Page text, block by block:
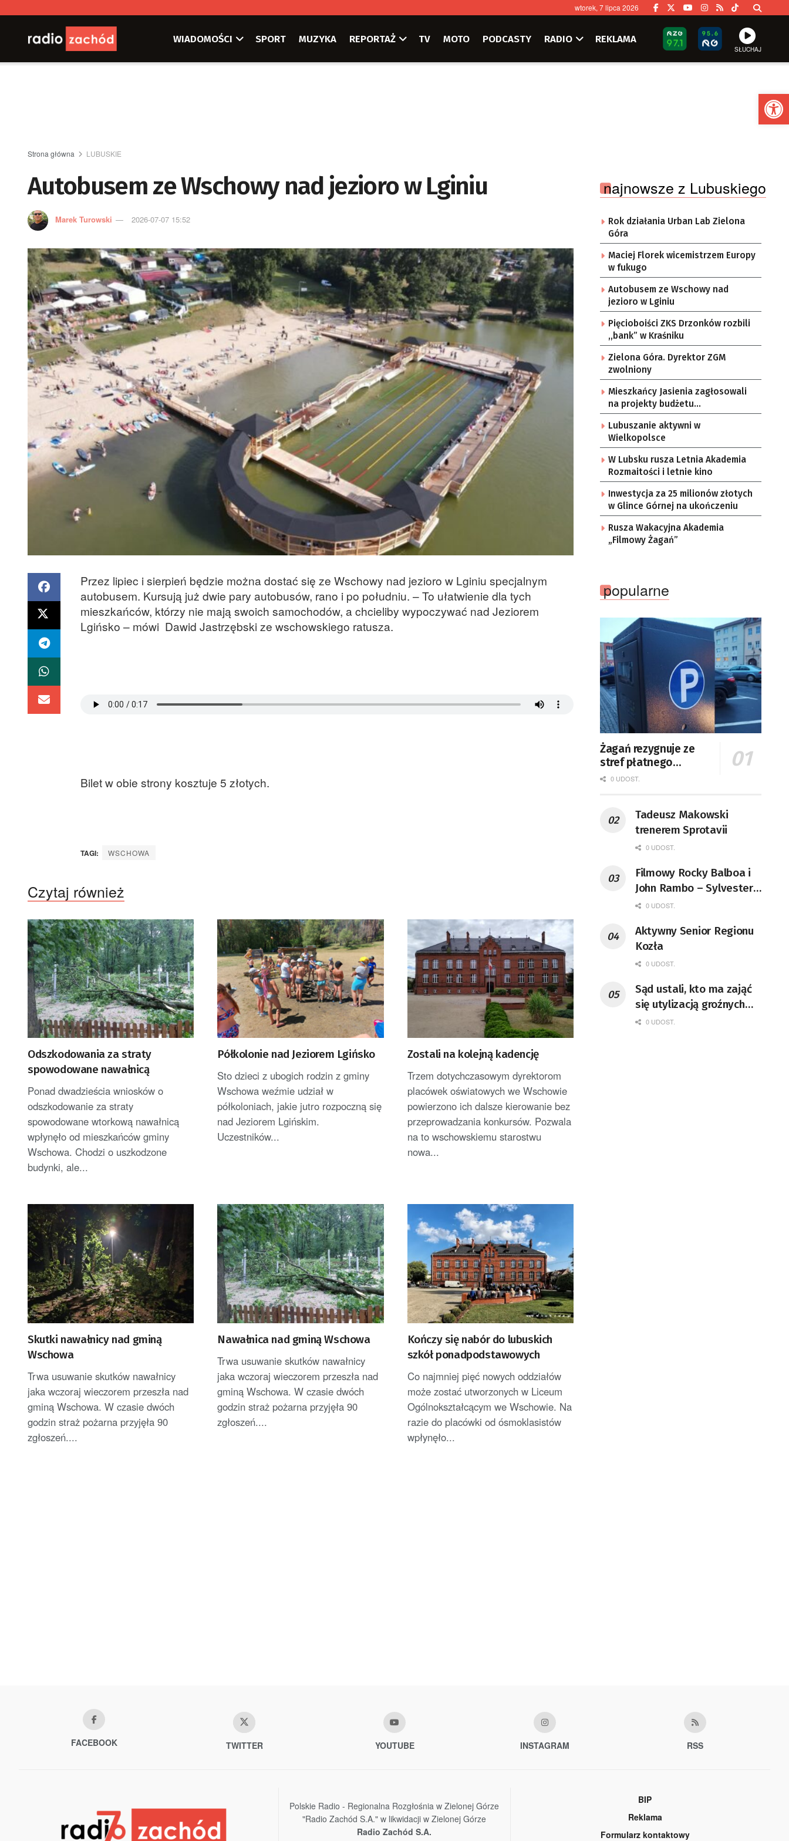
wtorek, 7 lipca 2026
WIADOMOŚCI SPORT MUZYKA REPORTAŻ TV MOTO PODCASTY RADIO REKLAMA
SŁUCHAJ
Strona główna LUBUSKIE
Autobusem ze Wschowy nad jezioro w Lginiu
Marek Turowski 2026-07-07 15:52
Przez lipiec i sierpień będzie można dostać się ze Wschowy nad jezioro w Lginiu specjalnym
autobusem. Kursują już dwie pary autobusów, rano i po południu. – To ułatwienie dla tych
mieszkańców, którzy nie mają swoich samochodów, a chcieliby wypoczywać nad Jeziorem
Lgińsko – mówi Dawid Jastrzębski ze wschowskiego ratusza.
Bilet w obie strony kosztuje 5 złotych.
TAGI: WSCHOWA
Czytaj również
Odszkodowania za straty
spowodowane nawałnicą
Ponad dwadzieścia wniosków o
odszkodowanie za straty
spowodowane wtorkową nawałnicą
wpłynęło od mieszkańców gminy
Wschowa. Chodzi o uszkodzone
budynki, ale...
Półkolonie nad Jeziorem Lgińsko
Sto dzieci z ubogich rodzin z gminy
Wschowa weźmie udział w
półkoloniach, jakie jutro rozpoczną się
nad Jeziorem Lgińskim.
Uczestników...
Zostali na kolejną kadencję
Trzem dotychczasowym dyrektorom
placówek oświatowych we Wschowie
powierzono ich dalsze kierowanie bez
przeprowadzania konkursów. Pozwala
na to wschowskiemu starostwu
nowa...
Skutki nawałnicy nad gminą
Wschowa
Trwa usuwanie skutków nawałnicy
jaka wczoraj wieczorem przeszła nad
gminą Wschowa. W czasie dwóch
godzin straż pożarna przyjęła 90
zgłoszeń....
Nawałnica nad gminą Wschowa
Trwa usuwanie skutków nawałnicy
jaka wczoraj wieczorem przeszła nad
gminą Wschowa. W czasie dwóch
godzin straż pożarna przyjęła 90
zgłoszeń....
Kończy się nabór do lubuskich
szkół ponadpodstawowych
Co najmniej pięć nowych oddziałów
może zostać utworzonych w Liceum
Ogólnokształcącym we Wschowie. Na
razie do placówki od ósmoklasistów
wpłynęło...
najnowsze z Lubuskiego
Rok działania Urban Lab Zielona
Góra
Maciej Florek wicemistrzem Europy
w fukugo
Autobusem ze Wschowy nad
jezioro w Lginiu
Pięcioboiści ZKS Drzonków rozbili
,,bank” w Kraśniku
Zielona Góra. Dyrektor ZGM
zwolniony
Mieszkańcy Jasienia zagłosowali
na projekty budżetu
obywatelskiego
Lubuszanie aktywni w
Wielkopolsce
W Lubsku rusza Letnia Akademia
Rozmaitości i letnie kino
Inwestycja za 25 milionów złotych
w Glince Górnej na ukończeniu
Rusza Wakacyjna Akademia
„Filmowy Żagań”
popularne
Żagań rezygnuje ze
stref płatnego
parkowania
0 UDOST.
Tadeusz Makowski
trenerem Sprotavii
0 UDOST.
Filmowy Rocky Balboa i
John Rambo – Sylvester
Stallone kończy 80 lat
0 UDOST.
Aktywny Senior Regionu
Kozła
0 UDOST.
Sąd ustali, kto ma zająć
się utylizacją groźnych
odpadów
0 UDOST.
FACEBOOK TWITTER YOUTUBE INSTAGRAM RSS
Polskie Radio - Regionalna Rozgłośnia w Zielonej Górze
"Radio Zachód S.A." w likwidacji w Zielonej Górze
Radio Zachód S.A.
BIP
Reklama
Formularz kontaktowy